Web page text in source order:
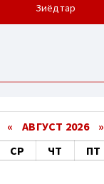
Зиёдтар
« АВГУСТ 2026 »
СР ЧТ ПТ